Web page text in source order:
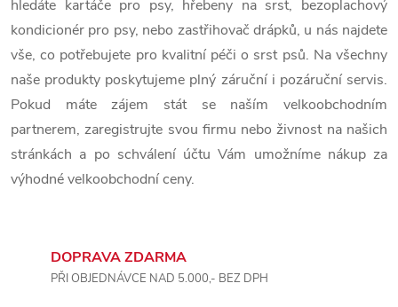
a
c
í
p
r
hledáte kartáče pro psy, hřebeny na srst, bezoplachový
kondicionér pro psy, nebo zastřihovač drápků, u nás najdete
vše, co potřebujete pro kvalitní péči o srst psů. Na všechny
naše produkty poskytujeme plný záruční i pozáruční servis.
Pokud máte zájem stát se naším velkoobchodním
partnerem, zaregistrujte svou firmu nebo živnost na našich
stránkách a po schválení účtu Vám umožníme nákup za
výhodné velkoobchodní ceny.
DOPRAVA ZDARMA
PŘI OBJEDNÁVCE NAD 5.000,- BEZ DPH